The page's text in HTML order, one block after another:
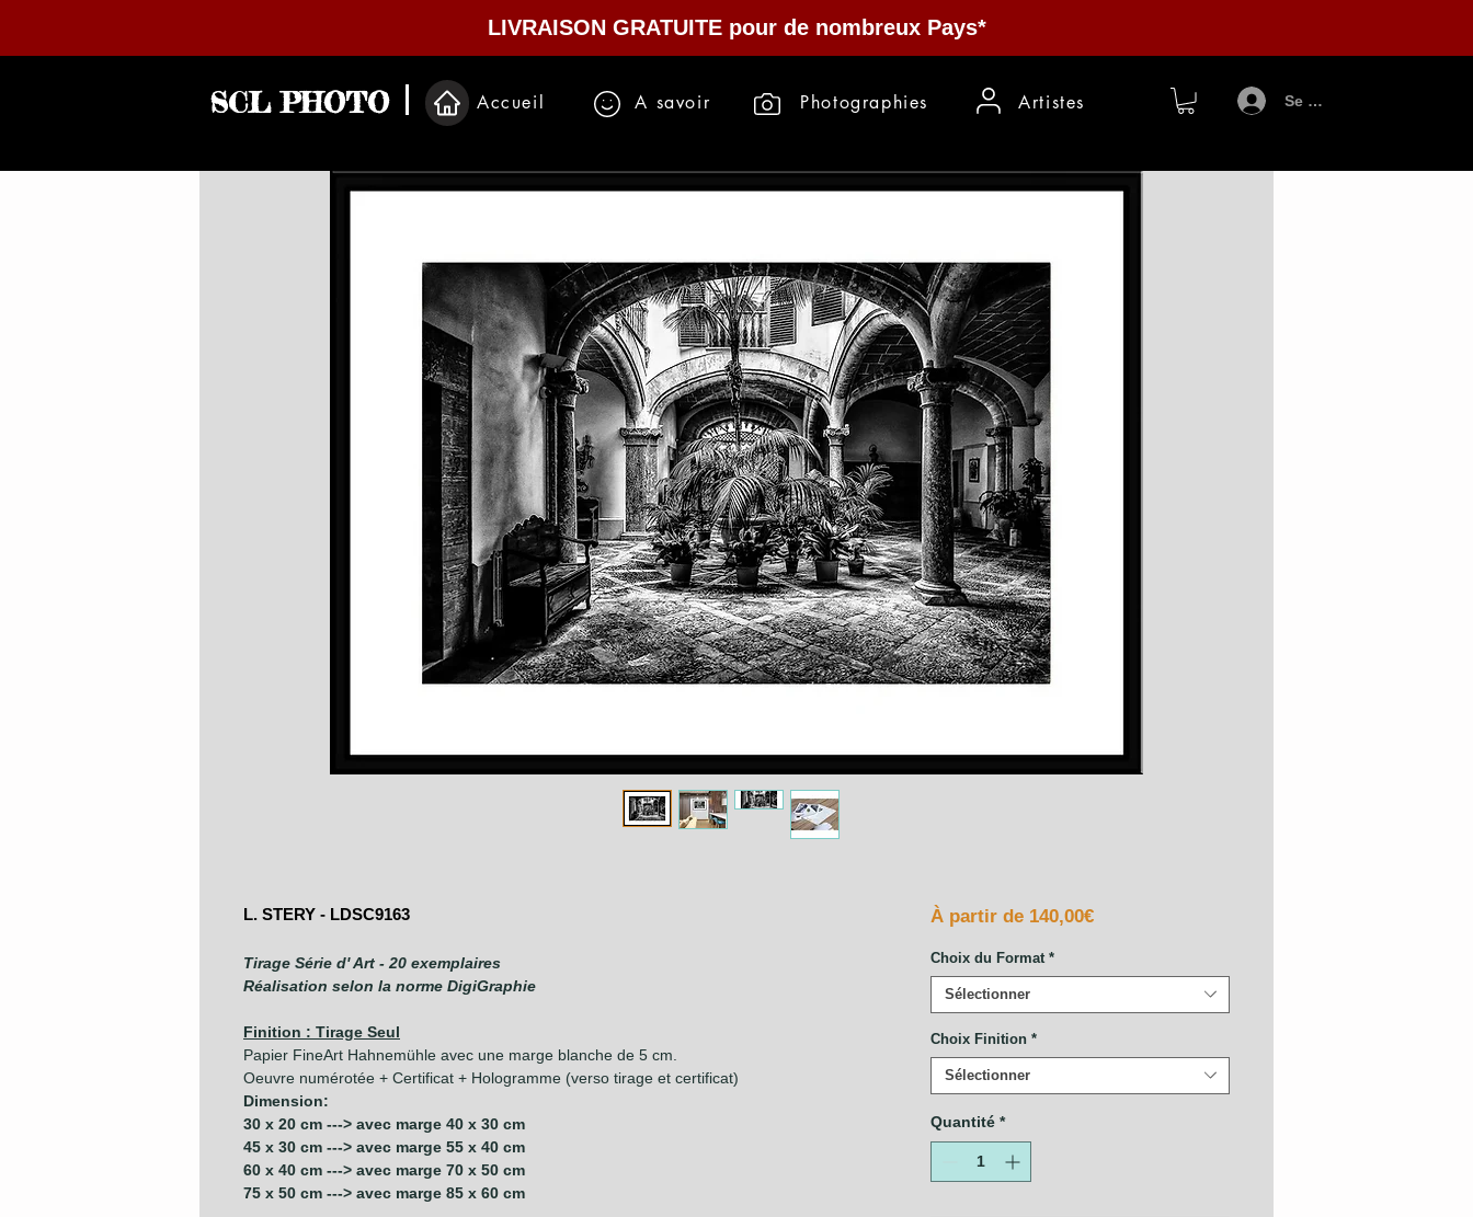
LIVRAISON GRATUITE pour de nombreux Pays*
SCL PHOTO Accueil A savoir Photographies Artistes Se connecter
L. STERY - LDSC9163
Tirage Série d' Art - 20 exemplaires
Réalisation selon la norme DigiGraphie
Finition : Tirage Seul
Papier FineArt Hahnemühle avec une marge blanche de 5 cm.
Oeuvre numérotée + Certificat + Hologramme (verso tirage et certificat)
Dimension:
30 x 20 cm ---> avec marge 40 x 30 cm
45 x 30 cm ---> avec marge 55 x 40 cm
60 x 40 cm ---> avec marge 70 x 50 cm
75 x 50 cm ---> avec marge 85 x 60 cm
À partir de 140,00€Prix
Choix du Format *
Sélectionner
Choix Finition *
Sélectionner
Quantité *